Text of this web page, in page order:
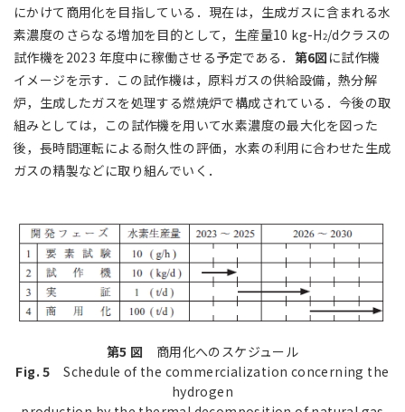
にかけて商用化を目指している．現在は，生成ガスに含まれる水
素濃度のさらなる増加を目的として，生産量10 kg-H2/dクラスの
試作機を2023 年度中に稼働させる予定である． 第6図 に試作機
イメージを示す．この試作機は，原料ガスの供給設備，熱分解
炉，生成したガスを処理する燃焼炉で構成されている．今後の取
組みとしては，この試作機を用いて水素濃度の最大化を図った
後，長時間運転による耐久性の評価，水素の利用に合わせた生成
ガスの精製などに取り組んでいく．
第5 図 商用化へのスケジュール
Fig. 5 Schedule of the commercialization concerning the
hydrogen